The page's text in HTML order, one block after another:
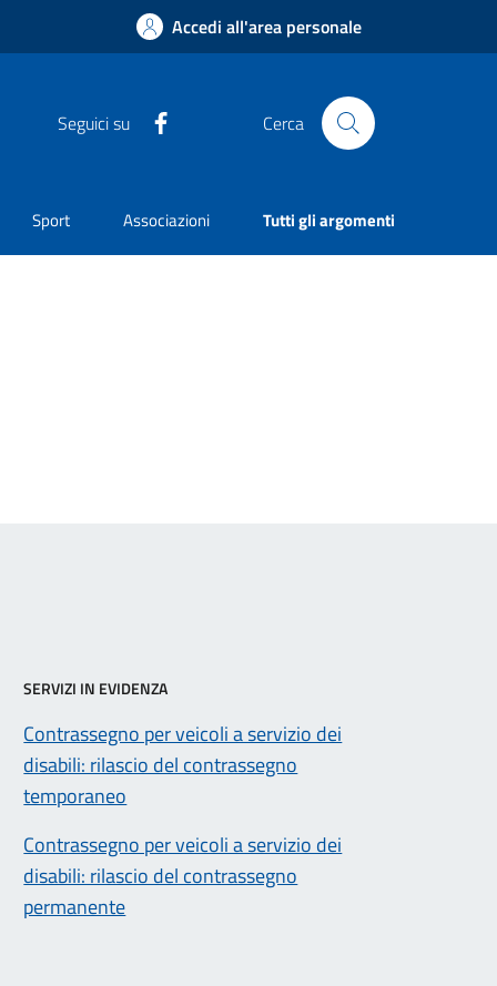
Accedi all'area personale
Seguici su Cerca
Sport Associazioni Tutti gli argomenti
SERVIZI IN EVIDENZA
Contrassegno per veicoli a servizio dei
disabili: rilascio del contrassegno
temporaneo
Contrassegno per veicoli a servizio dei
disabili: rilascio del contrassegno
permanente